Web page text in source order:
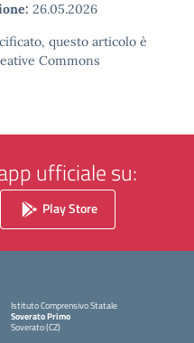
26.05.2026
questo articolo è
Commons
ufficiale su:
Play Store
Istituto Comprensivo Statale
Soverato Primo
Soverato (CZ)